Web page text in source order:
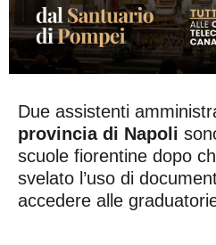
Due assistenti
provincia di Napoli
scuole fiorentine dopo
svelato l’uso di
accedere alle